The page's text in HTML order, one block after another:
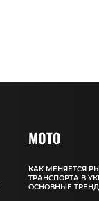
MOTO
КАК МЕНЯЕТСЯ
ТРАНСПОРТА В
ОСНОВНЫЕ